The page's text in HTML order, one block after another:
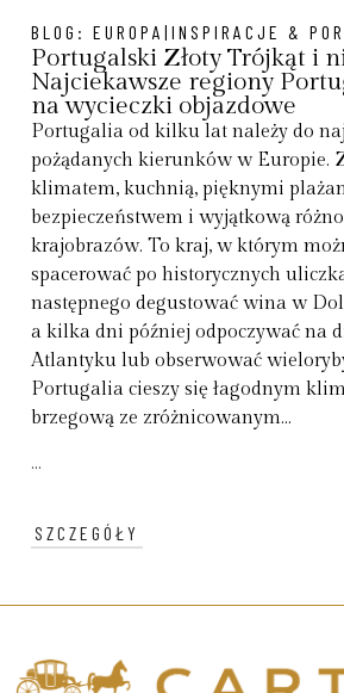
BLOG:EUROPA|INSPIRACJE &
Portugalski Złoty Trójkąt i
Najciekawsze regiony
na wycieczki objazdowe
Portugalia od kilku lat należy do
pożądanych kierunków w Europie.
klimatem, kuchnią, pięknymi
bezpieczeństwem i wyjątkową
krajobrazów. To kraj, w którym
spacerować po historycznych
następnego degustować wina w
a kilka dni później odpoczywać na
Atlantyku lub obserwować
Portugalia cieszy się łagodnym
brzegową ze zróżnicowanym...
...
SZCZEGÓŁY